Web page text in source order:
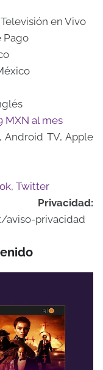
en Vivo
Pago
MXN al mes
Android TV, Apple
, Twitter
aviso-privacidad